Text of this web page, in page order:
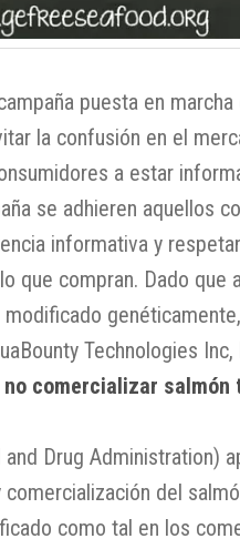
puesta en marcha
la confusión en el
a estar
se adhieren aquellos
informativa y
que compran. Dado que
Technologies
comercializar salmón
Drug Administration)
del
como tal en los